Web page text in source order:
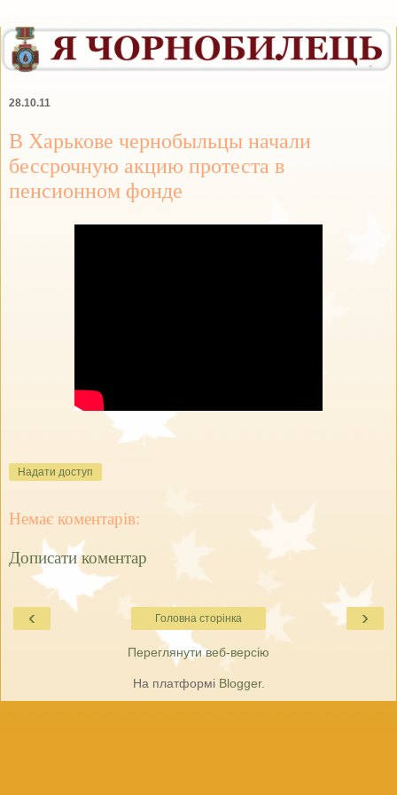
28.10.11
В Харькове чернобыльцы начали
бессрочную акцию протеста в
пенсионном фонде
Надати доступ
Немає коментарів:
Дописати коментар
‹ ›
Головна сторінка
Переглянути веб-версію
На платформі Blogger.